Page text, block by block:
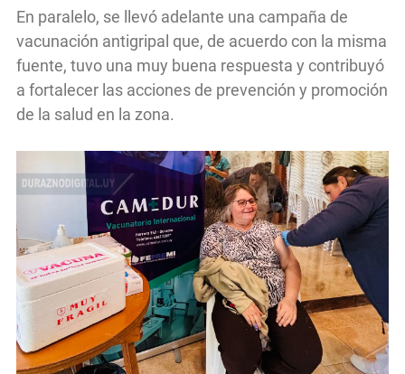
En paralelo, se llevó adelante una campaña de
vacunación antigripal que, de acuerdo con la misma
fuente, tuvo una muy buena respuesta y contribuyó
a fortalecer las acciones de prevención y promoción
de la salud en la zona.